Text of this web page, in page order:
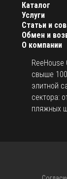
О компании
свыше
элитной
сектора:
пляжных
Каталог
Услуги
Статьи и
Обмен и